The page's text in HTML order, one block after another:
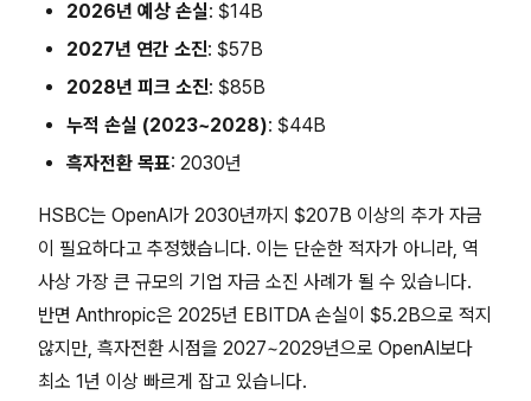
2026년 예상 손실: $14B
2027년 연간 소진: $57B
2028년 피크 소진: $85B
누적 손실 (2023~2028): $44B
흑자전환 목표: 2030년
HSBC는 OpenAI가 2030년까지 $207B 이상의 추가 자금
이 필요하다고 추정했습니다. 이는 단순한 적자가 아니라, 역
사상 가장 큰 규모의 기업 자금 소진 사례가 될 수 있습니다.
반면 Anthropic은 2025년 EBITDA 손실이 $5.2B으로 적지
않지만, 흑자전환 시점을 2027~2029년으로 OpenAI보다
최소 1년 이상 빠르게 잡고 있습니다.